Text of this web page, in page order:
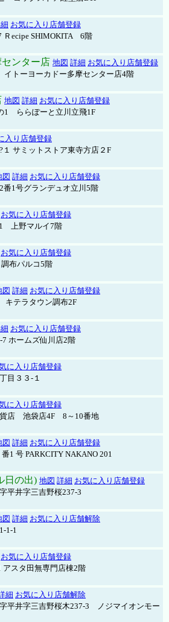
お気に入り店舗登録
Ｒecipe SHIMOKITA 6階
ンター店 地図 詳細 お気に入り店舗登録
トーヨーカドー多摩センター店4階
地図 詳細 お気に入り店舗登録
1 ららぽーと立川立飛1F
入り店舗登録
サミットストア東寺方店２F
図 詳細 お気に入り店舗登録
1号グランデュオ立川5階
お気に入り店舗登録
上野マルイ7階
お気に入り店舗登録
布パルコ5階
図 詳細 お気に入り店舗登録
テラタウン調布2F
お気に入り店舗登録
ホームズ仙川店2階
に入り店舗登録
目３３-１
に入り店舗登録
貨店 池袋店4F 8～10番地
図 詳細 お気に入り店舗登録
1 号 PARKCITY NAKANO 201
日の出) 地図 詳細 お気に入り店舗登録
平井字三吉野桜237-3
図 詳細 お気に入り店舗解除
1-1
お気に入り店舗登録
アスタ田無専門店棟2階
細 お気に入り店舗解除
平井字三吉野桜木237-3 ノジマイオンモー